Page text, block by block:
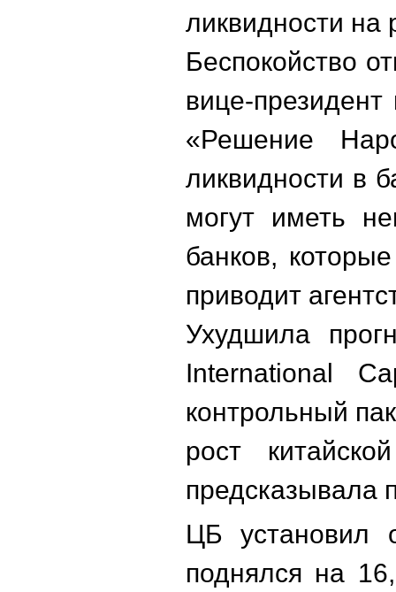
ликвидности на
Беспокойство
вице-
«Решение
ликвидности в
могут иметь
банков,
приводит
Ухудшила
International
контрольный
рост
предсказывала
ЦБ установил
поднялся на